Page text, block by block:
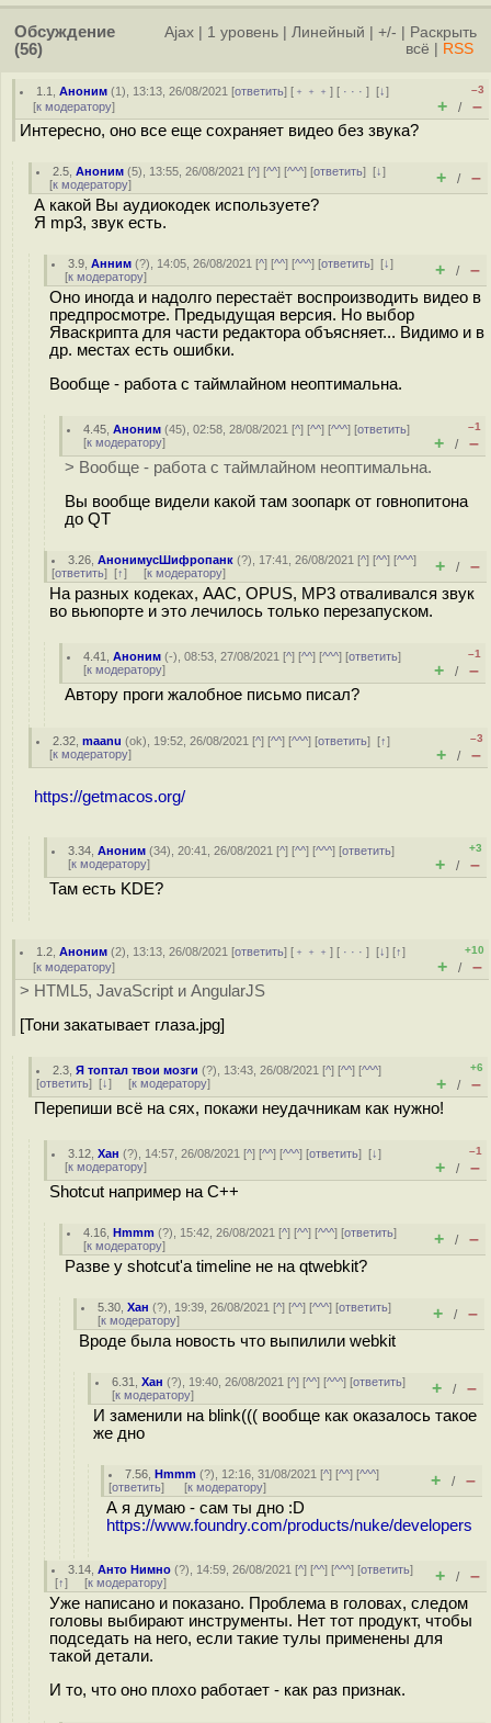
Обсуждение
(56)
Ajax 1 уровень Линейный +/-
Раскрыть
всё
RSS
1.1 ,Аноним (1), 13:13, 26/08/2021 [ответить] [ ﹢﹢﹢] [ · · ·][↓]
[к модератору]
–3
+ / –
Интересно, оно все еще сохраняет видео без звука?
2.5 ,Аноним (5), 13:55, 26/08/2021 [^] [^^] [^^^] [ответить][↓]
[к модератору] + / –
А какой Вы аудиокодек используете?
Я mp3, звук есть.
3.9 ,Анним (?), 14:05, 26/08/2021 [^] [^^] [^^^] [ответить][↓]
[к модератору] + / –
Оно иногда и надолго перестаёт воспроизводить видео в
предпросмотре. Предыдущая версия. Но выбор
Яваскрипта для части редактора объясняет... Видимо и в
др. местах есть ошибки.
Вообще - работа с таймлайном неоптимальна.
4.45 ,Аноним (45), 02:58, 28/08/2021 [^] [^^] [^^^] [ответить]
[к модератору]
–1
+ / –
> Вообще - работа с таймлайном неоптимальна.
Вы вообще видели какой там зоопарк от говнопитона
до QT
3.26 ,АнонимусШифропанк (?), 17:41, 26/08/2021 [^] [^^] [^^^]
[ответить] [↑] [к модератору] + / –
На разных кодеках, AAC, OPUS, MP3 отваливался звук
во вьюпорте и это лечилось только перезапуском.
4.41 ,Аноним (-), 08:53, 27/08/2021 [^] [^^] [^^^] [ответить]
[к модератору]
–1
+ / –
Автору проги жалобное письмо писал?
2.32 ,maanu (ok), 19:52, 26/08/2021 [^] [^^] [^^^] [ответить][↑]
[к модератору]
–3
+ / –
https://getmacos.org/
3.34 ,Аноним (34), 20:41, 26/08/2021 [^] [^^] [^^^] [ответить]
[к модератору]
+3
+ / –
Там есть KDE?
1.2 ,Аноним (2), 13:13, 26/08/2021 [ответить] [ ﹢﹢﹢] [ · · ·][↓] [↑]
[к модератору]
+10
+ / –
> HTML5, JavaScript и AngularJS
[Тони закатывает глаза.jpg]
2.3 ,Я топтал твои мозги (?), 13:43, 26/08/2021 [^] [^^] [^^^]
[ответить] [↓] [к модератору]
+6
+ / –
Перепиши всё на сях, покажи неудачникам как нужно!
3.12 ,Хан (?), 14:57, 26/08/2021 [^] [^^] [^^^] [ответить][↓]
[к модератору]
–1
+ / –
Shotcut например на C++
4.16 ,Hmmm (?), 15:42, 26/08/2021 [^] [^^] [^^^] [ответить]
[к модератору] + / –
Разве у shotcut'а timeline не на qtwebkit?
5.30 ,Хан (?), 19:39, 26/08/2021 [^] [^^] [^^^] [ответить]
[к модератору] + / –
Вроде была новость что выпилили webkit
6.31 ,Хан (?), 19:40, 26/08/2021 [^] [^^] [^^^] [ответить]
[к модератору] + / –
И заменили на blink((( вообще как оказалось такое
же дно
7.56 ,Hmmm (?), 12:16, 31/08/2021 [^] [^^] [^^^]
[ответить] [к модератору] + / –
А я думаю - сам ты дно :D
https://www.foundry.com/products/nuke/developers
3.14 ,Анто Нимно (?), 14:59, 26/08/2021 [^] [^^] [^^^] [ответить]
[↑] [к модератору] + / –
Уже написано и показано. Проблема в головах, следом
головы выбирают инструменты. Нет тот продукт, чтобы
подседать на него, если такие тулы применены для
такой детали.
И то, что оно плохо работает - как раз признак.